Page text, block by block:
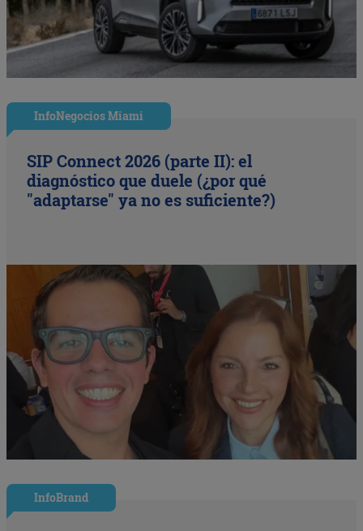
InfoNegocios Miami
SIP Connect 2026 (parte II): el
diagnóstico que duele (¿por qué
"adaptarse" ya no es suficiente?)
InfoBrand